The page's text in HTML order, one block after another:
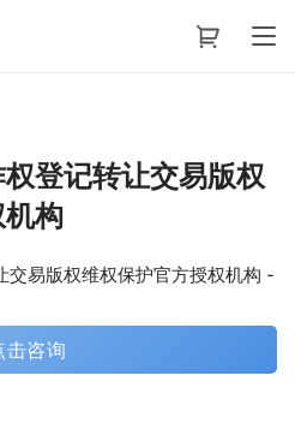
登记转让交易版权
构
交易版权维权保护官方授权机构 -
击咨询